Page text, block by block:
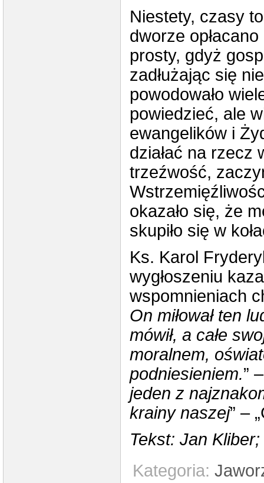
Niestety, czasy
dworze
prosty, gdyż
zadłużając się
powodowało
powiedzieć, ale
ewangelików i
działać na rzecz
trzeźwość,
okazało się, że
skupiło się w
Ks. Karol
wygłoszeniu
wspomnieniach
On miłował ten
mówił, a całe
moralnem,
podniesieniem.”
jeden z
krainy naszej” –
Tekst: Jan
Kategoria: